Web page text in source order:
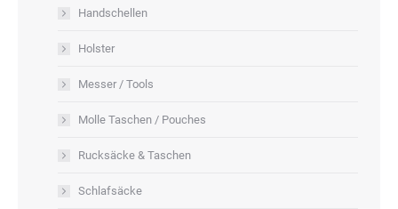
Handschellen
Holster
Messer / Tools
Molle Taschen / Pouches
Rucksäcke & Taschen
Schlafsäcke